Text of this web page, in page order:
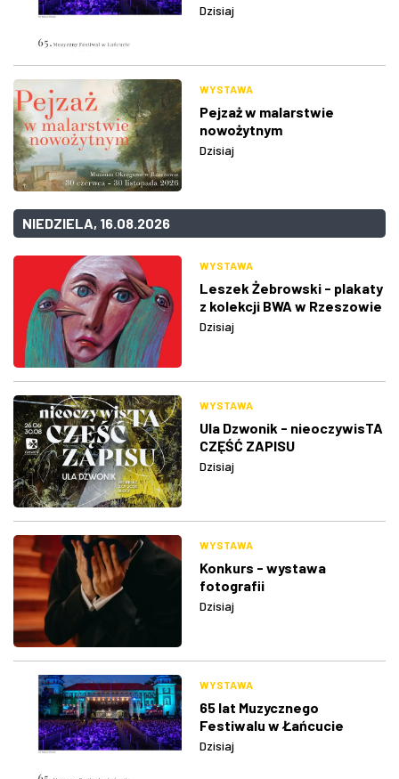
Dzisiaj
WYSTAWA
Pejzaż w malarstwie
nowożytnym
Dzisiaj
NIEDZIELA, 16.08.2026
WYSTAWA
Leszek Żebrowski - plakaty
z kolekcji BWA w Rzeszowie
Dzisiaj
WYSTAWA
Ula Dzwonik - nieoczywisTA
CZĘŚĆ ZAPISU
Dzisiaj
WYSTAWA
Konkurs - wystawa
fotografii
Dzisiaj
WYSTAWA
65 lat Muzycznego
Festiwalu w Łańcucie
Dzisiaj